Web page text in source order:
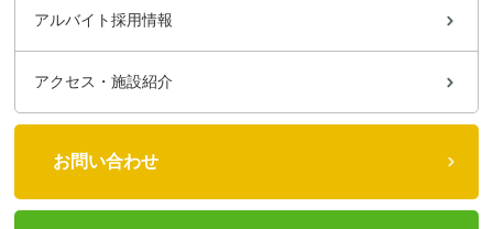
アルバイト採用情報
アクセス・施設紹介
お問い合わせ